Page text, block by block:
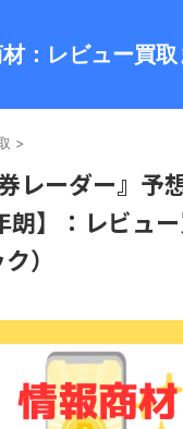
：レビュー買
>
レーダー』予
朗】：レビュ
）